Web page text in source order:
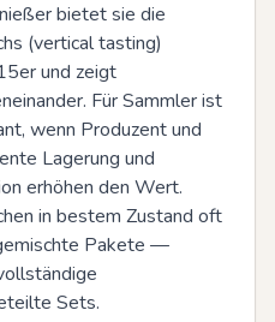
bietet sie die
(vertical tasting)
und zeigt
Für Sammler ist
wenn Produzent und
Lagerung und
erhöhen den Wert.
in bestem Zustand oft
Pakete —
Sets.